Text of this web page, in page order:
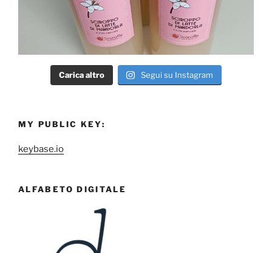
Carica altro Segui su Instagram
MY PUBLIC KEY:
keybase.io
ALFABETO DIGITALE